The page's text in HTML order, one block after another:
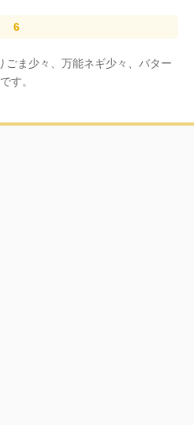
ごま少々、万能ネギ少々、バター
す。